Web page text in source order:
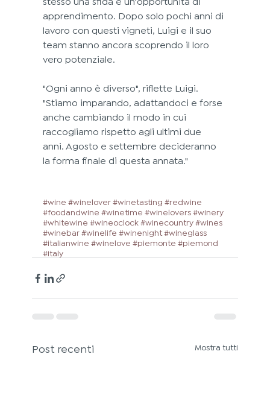
apprendimento. Dopo solo pochi anni di
lavoro con questi vigneti, Luigi e il suo
team stanno ancora scoprendo il loro
vero potenziale.
"Ogni anno è diverso", riflette Luigi.
"Stiamo imparando, adattandoci e forse
anche cambiando il modo in cui
raccogliamo rispetto agli ultimi due
anni. Agosto e settembre decideranno
la forma finale di questa annata."
#wine #winelover#winetasting #redwine
#foodandwine #winetime #winelovers#winery
#whitewine #wineoclock#winecountry#wines
#winebar#winelife #winenight#wineglass
#italianwine #winelove #piemonte #piemond
#italy
Post recenti Mostra tutti